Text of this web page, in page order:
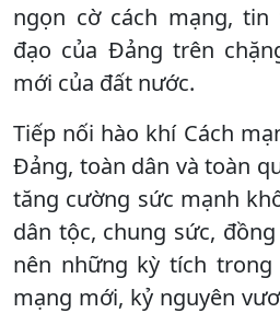
ngọn cờ cách mạng,
đạo của Đảng trên
mới của đất nước.
Tiếp nối hào khí Cách
Đảng, toàn dân và toàn
tăng cường sức mạnh
dân tộc, chung sức,
nên những kỳ tích trong
mạng mới, kỷ nguyên